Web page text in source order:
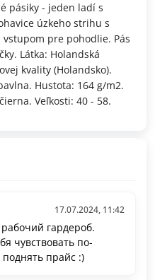
pásiky - jeden ladí s
úzkeho strihu s
pre pohodlie. Pás
Látka: Holandská
kvality (Holandsko).
Hustota: 164 g/m2.
Veľkosti: 40 - 58.
17.07.2024, 11:42
гардероб.
чувствовать по-
поднять прайс :)